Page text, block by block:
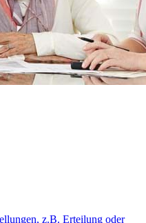
z.B. Erteilung oder